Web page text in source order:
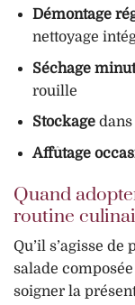
Démontage
nettoyage
Séchage
rouille
Stockagedans
Affûtage
Quand
routine
Qu’il s’agisse
salade
soigner la